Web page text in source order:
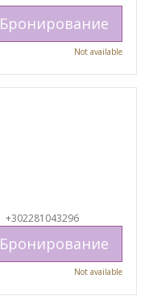
Бронирование
Not available
+302281043296
Бронирование
Not available